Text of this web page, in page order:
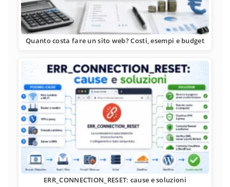
Quanto costa fare un sito web? Costi, esempi e budget
ERR_CONNECTION_RESET: cause e soluzioni